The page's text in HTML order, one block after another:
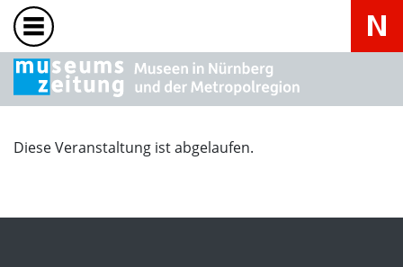
Diese Veranstaltung ist abgelaufen.